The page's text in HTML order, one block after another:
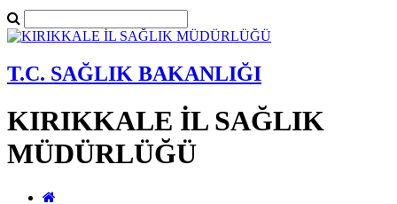
T.C. SAĞLIK BAKANLIĞI
KIRIKKALE İL SAĞLIK
MÜDÜRLÜĞÜ